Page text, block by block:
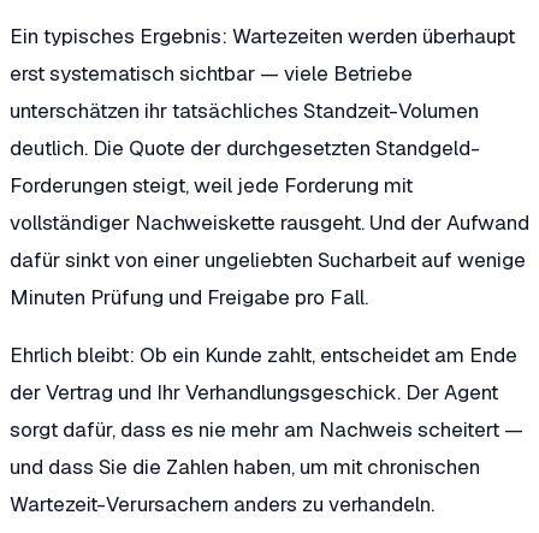
Ein typisches Ergebnis: Wartezeiten werden überhaupt
erst systematisch sichtbar — viele Betriebe
unterschätzen ihr tatsächliches Standzeit-Volumen
deutlich. Die Quote der durchgesetzten Standgeld-
Forderungen steigt, weil jede Forderung mit
vollständiger Nachweiskette rausgeht. Und der Aufwand
dafür sinkt von einer ungeliebten Sucharbeit auf wenige
Minuten Prüfung und Freigabe pro Fall.
Ehrlich bleibt: Ob ein Kunde zahlt, entscheidet am Ende
der Vertrag und Ihr Verhandlungsgeschick. Der Agent
sorgt dafür, dass es nie mehr am Nachweis scheitert —
und dass Sie die Zahlen haben, um mit chronischen
Wartezeit-Verursachern anders zu verhandeln.